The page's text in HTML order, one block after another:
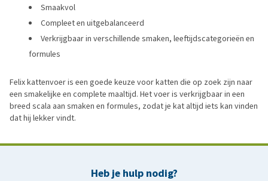
Smaakvol
Compleet en uitgebalanceerd
Verkrijgbaar in verschillende smaken, leeftijdscategorieën en
formules
Felix kattenvoer is een goede keuze voor katten die op zoek zijn naar
een smakelijke en complete maaltijd. Het voer is verkrijgbaar in een
breed scala aan smaken en formules, zodat je kat altijd iets kan vinden
dat hij lekker vindt.
Heb je hulp nodig?